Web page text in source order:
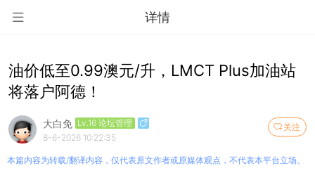
详情
油价低至0.99澳元/升，LMCT Plus加油站
将落户阿德！
关注
大白免 Lv.16 论坛管理
8-6-2026 10:22:35
本篇内容为转载/翻译内容，仅代表原文作者或原媒体观点，不代表本平台立场。